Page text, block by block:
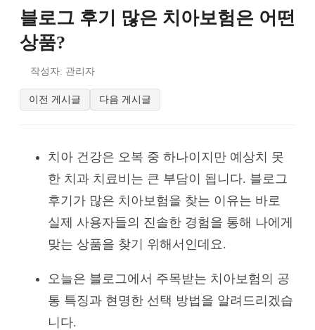
블로그 후기 많은 치아보험은 어떤
상품?
작성자: 관리자
이전 게시글 다음 게시글
치아 건강은 오복 중 하나이지만 예상치 못
한 치과 치료비는 큰 부담이 됩니다. 블로그
후기가 많은 치아보험을 찾는 이유는 바로
실제 사용자들의 진솔한 경험을 통해 나에게
맞는 상품을 찾기 위해서인데요.
오늘은 블로그에서 주목받는 치아보험의 공
통 특징과 현명한 선택 방법을 알려드리겠습
니다.